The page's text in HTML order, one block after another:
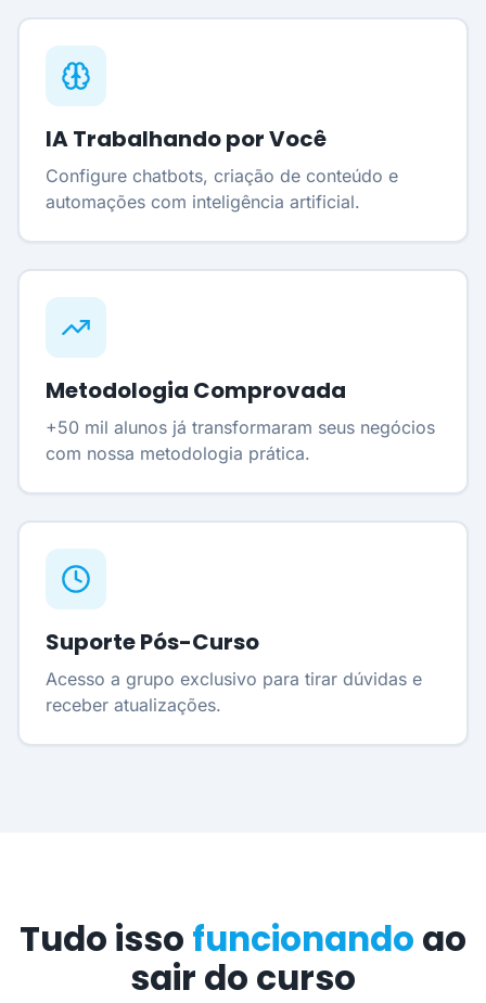
IA Trabalhando por Você
Configure chatbots, criação de conteúdo e
automações com inteligência artificial.
Metodologia Comprovada
+50 mil alunos já transformaram seus negócios
com nossa metodologia prática.
Suporte Pós-Curso
Acesso a grupo exclusivo para tirar dúvidas e
receber atualizações.
Tudo isso funcionando ao
sair do curso